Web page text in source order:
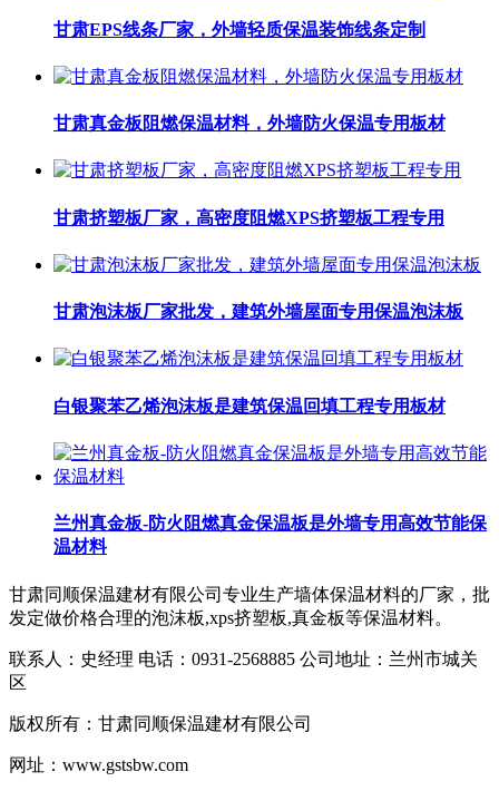
甘肃EPS线条厂家，外墙轻质保温装饰线条定制
甘肃真金板阻燃保温材料，外墙防火保温专用板材
甘肃挤塑板厂家，高密度阻燃XPS挤塑板工程专用
甘肃泡沫板厂家批发，建筑外墙屋面专用保温泡沫板
白银聚苯乙烯泡沫板是建筑保温回填工程专用板材
兰州真金板-防火阻燃真金保温板是外墙专用高效节能保
温材料​
甘肃同顺保温建材有限公司专业生产墙体保温材料的厂家，批
发定做价格合理的泡沫板,xps挤塑板,真金板等保温材料。
联系人：史经理 电话：0931-2568885 公司地址：兰州市城关
区
版权所有：甘肃同顺保温建材有限公司
网址：www.gstsbw.com